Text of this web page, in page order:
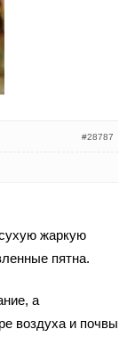
#28787
жаркую
пятна.
а
воздуха и почвы